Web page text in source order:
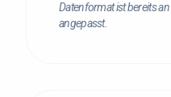
Datenformat ist bereits
angepasst.